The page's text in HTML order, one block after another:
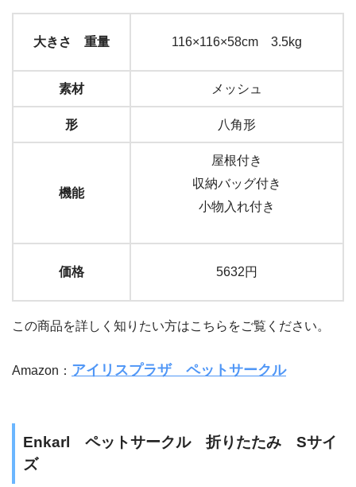
大きさ 重量 116×116×58cm 3.5kg
素材 メッシュ
形 八角形
機能
屋根付き
収納バッグ付き
小物入れ付き
価格 5632円
この商品を詳しく知りたい方はこちらをご覧ください。
Amazon： アイリスプラザ ペットサークル
Enkarl ペットサークル 折りたたみ Sサイ
ズ